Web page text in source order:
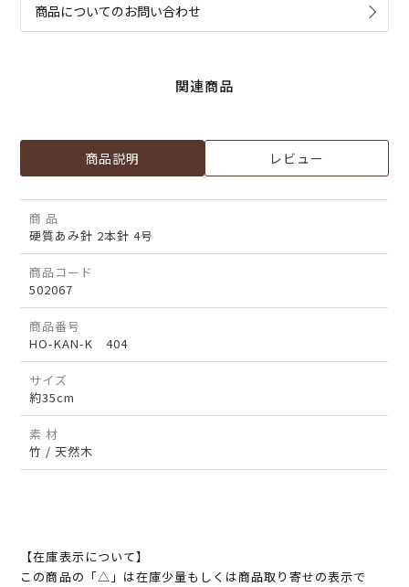
商品についてのお問い合わせ
関連商品
商品説明 レビュー
商 品
硬質あみ針 2本針 4号
商品コード
502067
商品番号
HO-KAN-K 404
サイズ
約35cm
素 材
竹 / 天然木
【在庫表示について】
この商品の「△」は在庫少量もしくは商品取り寄せの表示で